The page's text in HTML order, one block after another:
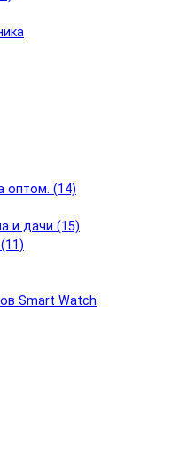
оптом. (14)
и дачи (15)
Smart Watch